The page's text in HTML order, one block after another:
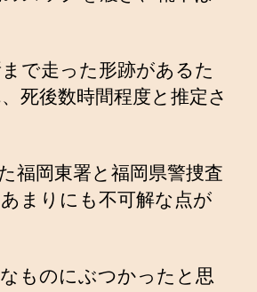
で走った形跡があるた
死後数時間程度と推定さ
福岡東署と福岡県警捜査
まりにも不可解な点が
ものにぶつかったと思